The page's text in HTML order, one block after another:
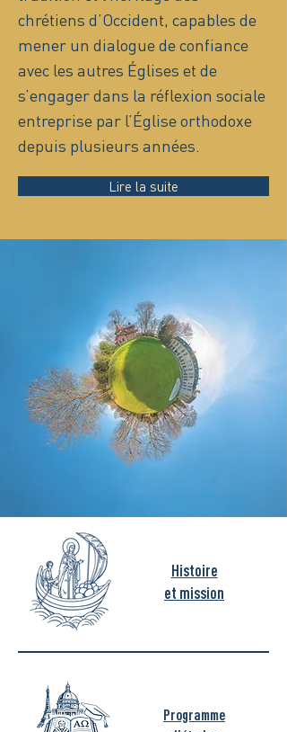
chrétiens d’Occident, capables de
mener un dialogue de confiance
avec les autres Églises et de
s’engager dans la réflexion sociale
entreprise par l’Église orthodoxe
depuis plusieurs années.
Lire la suite
Histoire
et mission
Programme